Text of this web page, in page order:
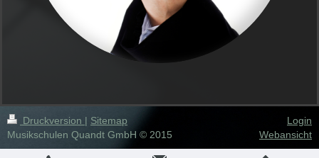
Druckversion | Sitemap
Musikschulen Quandt GmbH © 2015
Login
Webansicht